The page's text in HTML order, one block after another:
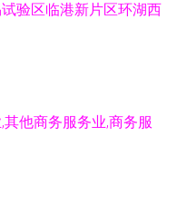
验区临港新片区环湖西
他商务服务业,商务服